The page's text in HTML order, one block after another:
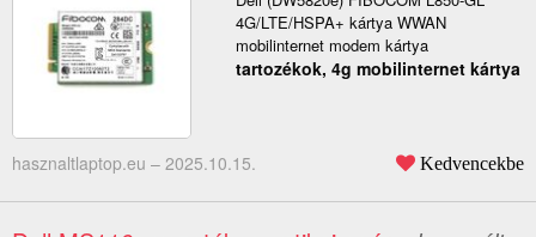
4G/LTE/HSPA+ kártya WWAN
mobilinternet modem kártya
tartozékok, 4g mobilinternet kártya
hasznaltlaptop.eu – 2025.10.15. Kedvencekbe